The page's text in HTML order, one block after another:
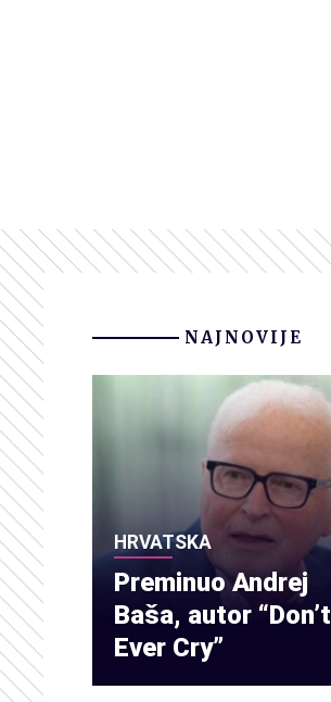
NAJNOVIJE
HRVATSKA
Preminuo Andrej
Baša, autor “Don’t
Ever Cry”